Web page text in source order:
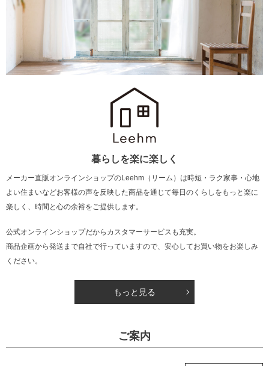
暮らしを楽に楽しく
メーカー直販オンラインショップのLeehm（リーム）は時短・ラク家事・心地
よい住まいなどお客様の声を反映した商品を通じて毎日のくらしをもっと楽に
楽しく、時間と心の余裕をご提供します。
公式オンラインショップだからカスタマーサービスも充実。
商品企画から発送まで自社で行っていますので、安心してお買い物をお楽しみ
ください。
もっと見る
ご案内